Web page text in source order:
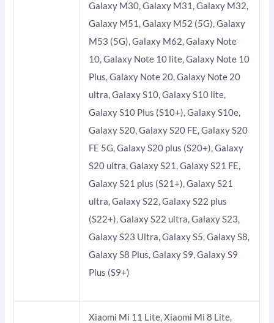
Galaxy M30, Galaxy M31, Galaxy M32,
Galaxy M51, Galaxy M52 (5G), Galaxy
M53 (5G), Galaxy M62, Galaxy Note
10, Galaxy Note 10 lite, Galaxy Note 10
Plus, Galaxy Note 20, Galaxy Note 20
ultra, Galaxy S10, Galaxy S10 lite,
Galaxy S10 Plus (S10+), Galaxy S10e,
Galaxy S20, Galaxy S20 FE, Galaxy S20
FE 5G, Galaxy S20 plus (S20+), Galaxy
S20 ultra, Galaxy S21, Galaxy S21 FE,
Galaxy S21 plus (S21+), Galaxy S21
ultra, Galaxy S22, Galaxy S22 plus
(S22+), Galaxy S22 ultra, Galaxy S23,
Galaxy S23 Ultra, Galaxy S5, Galaxy S8,
Galaxy S8 Plus, Galaxy S9, Galaxy S9
Plus (S9+)
Xiaomi Mi 11 Lite, Xiaomi Mi 8 Lite,